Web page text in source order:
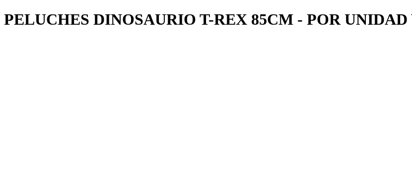
PELUCHES DINOSAURIO T-REX 85CM - POR